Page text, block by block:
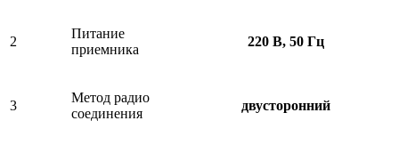
2
Питание
приемника
220 В, 50 Гц
3
Метод радио
соединения
двусторонний